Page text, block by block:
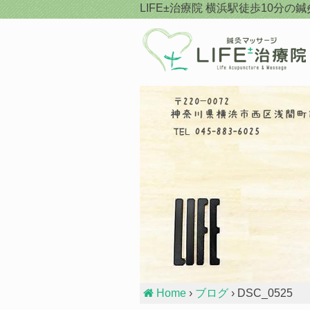
Skip
LIFE±治療院 横浜駅徒歩10分の鍼
Home › ブログ › DSC_0525